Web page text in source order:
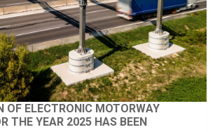
OF ELECTRONIC MOTORWAY
THE YEAR 2025 HAS BEEN